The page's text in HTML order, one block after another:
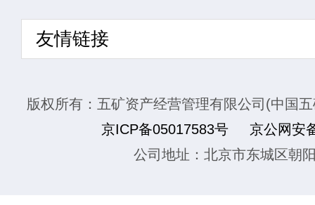
友情链接
版权所有：五矿资产经营管理有限公司(中国
京ICP备05017583号
京公网安
公司地址：北京市东城区朝